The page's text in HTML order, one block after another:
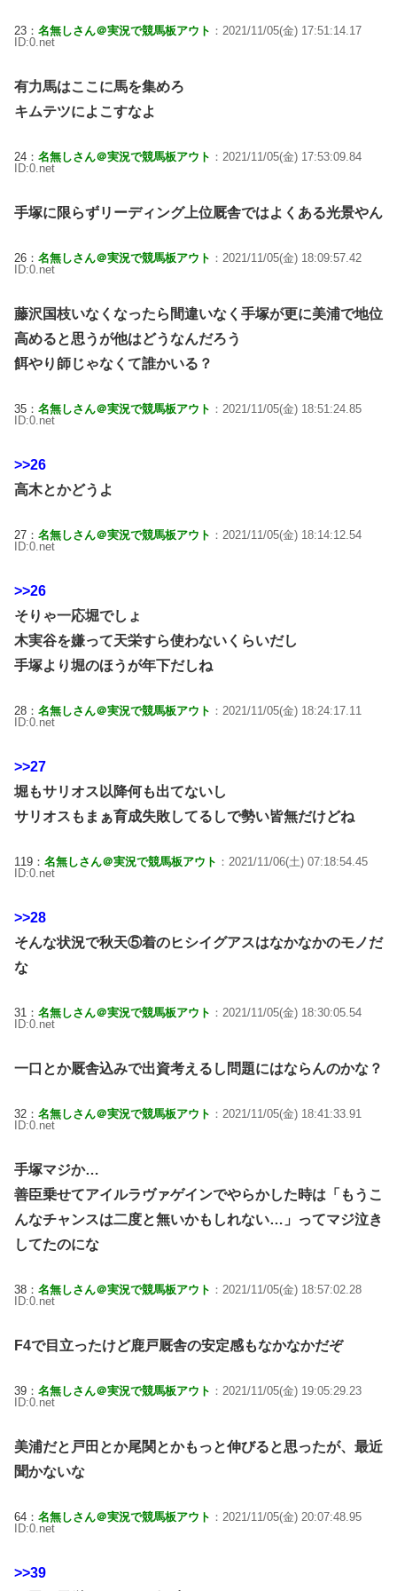
23： 名無しさん＠実況で競馬板アウト ：2021/11/05(金) 17:51:14.17
ID:0.net
有力馬はここに馬を集めろ
キムテツによこすなよ
24： 名無しさん＠実況で競馬板アウト ：2021/11/05(金) 17:53:09.84
ID:0.net
手塚に限らずリーディング上位厩舎ではよくある光景やん
26： 名無しさん＠実況で競馬板アウト ：2021/11/05(金) 18:09:57.42
ID:0.net
藤沢国枝いなくなったら間違いなく手塚が更に美浦で地位
高めると思うが他はどうなんだろう
餌やり師じゃなくて誰かいる？
35： 名無しさん＠実況で競馬板アウト ：2021/11/05(金) 18:51:24.85
ID:0.net
>>26
高木とかどうよ
27： 名無しさん＠実況で競馬板アウト ：2021/11/05(金) 18:14:12.54
ID:0.net
>>26
そりゃ一応堀でしょ
木実谷を嫌って天栄すら使わないくらいだし
手塚より堀のほうが年下だしね
28： 名無しさん＠実況で競馬板アウト ：2021/11/05(金) 18:24:17.11
ID:0.net
>>27
堀もサリオス以降何も出てないし
サリオスもまぁ育成失敗してるしで勢い皆無だけどね
119： 名無しさん＠実況で競馬板アウト ：2021/11/06(土) 07:18:54.45
ID:0.net
>>28
そんな状況で秋天⑤着のヒシイグアスはなかなかのモノだ
な
31： 名無しさん＠実況で競馬板アウト ：2021/11/05(金) 18:30:05.54
ID:0.net
一口とか厩舎込みで出資考えるし問題にはならんのかな？
32： 名無しさん＠実況で競馬板アウト ：2021/11/05(金) 18:41:33.91
ID:0.net
手塚マジか…
善臣乗せてアイルラヴァゲインでやらかした時は「もうこ
んなチャンスは二度と無いかもしれない…」ってマジ泣き
してたのにな
38： 名無しさん＠実況で競馬板アウト ：2021/11/05(金) 18:57:02.28
ID:0.net
F4で目立ったけど鹿戸厩舎の安定感もなかなかだぞ
39： 名無しさん＠実況で競馬板アウト ：2021/11/05(金) 19:05:29.23
ID:0.net
美浦だと戸田とか尾関とかもっと伸びると思ったが、最近
聞かないな
64： 名無しさん＠実況で競馬板アウト ：2021/11/05(金) 20:07:48.95
ID:0.net
>>39